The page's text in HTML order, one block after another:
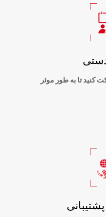
تا به طور موثر